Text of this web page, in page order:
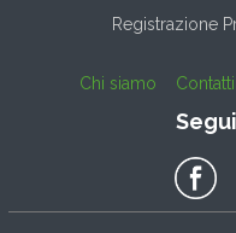
Registrazione
Chi siamo Contatti